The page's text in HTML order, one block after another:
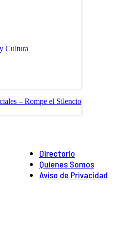
Cultura
– Rompe el Silencio
Directorio
Quienes Somos
Aviso de Privacidad